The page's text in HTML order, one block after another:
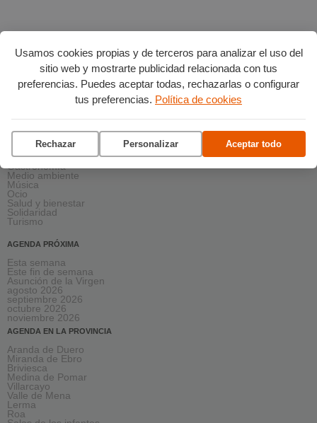
Usamos cookies propias y de terceros para analizar el uso del
sitio web y mostrarte publicidad relacionada con tus
preferencias. Puedes aceptar todas, rechazarlas o configurar
tus preferencias. Política de cookies
Rechazar Personalizar Aceptar todo
Arte y Cultura
Ciencia y tecnología
Deportes
Escena
Formación
Gastronomía
Medio ambiente
Música
Ocio
Salud y bienestar
Solidaridad
Turismo
AGENDA PRÓXIMA
Esta semana
Este fin de semana
Asunción de la Virgen
agosto 2026
septiembre 2026
octubre 2026
noviembre 2026
AGENDA EN LA PROVINCIA
Aranda de Duero
Miranda de Ebro
Briviesca
Medina de Pomar
Villarcayo
Valle de Mena
Lerma
Roa